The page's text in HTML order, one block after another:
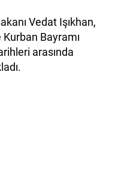
Vedat Işıkhan,
Bayramı
arasında